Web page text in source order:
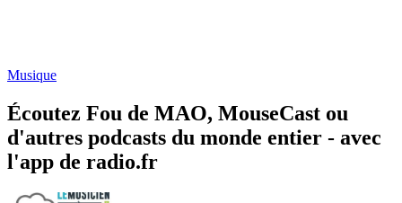
Musique
Écoutez Fou de MAO, MouseCast ou
d'autres podcasts du monde entier - avec
l'app de radio.fr